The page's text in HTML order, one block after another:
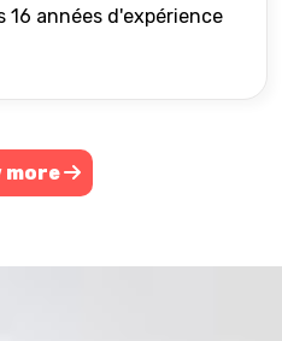
16 années d'expérience
more